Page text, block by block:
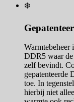
❄️
Warmtebeheer
DDR5 waar
zelf bevindt.
gepatenteerde
toe. In
hierbij niet